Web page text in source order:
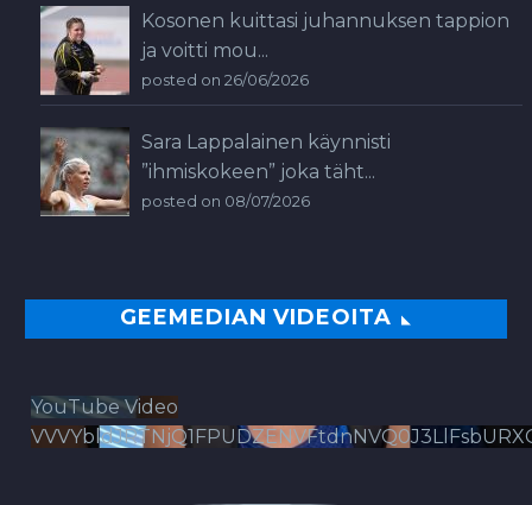
Kosonen kuittasi juhannuksen tappion
ja voitti mou...
posted on 26/06/2026
Sara Lappalainen käynnisti
”ihmiskokeen” joka täht...
posted on 08/07/2026
GEEMEDIAN VIDEOITA
YouTube Video